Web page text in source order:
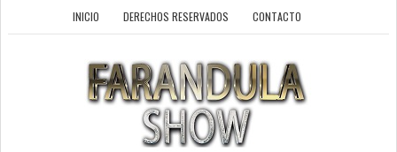
INICIO DERECHOS RESERVADOS CONTACTO